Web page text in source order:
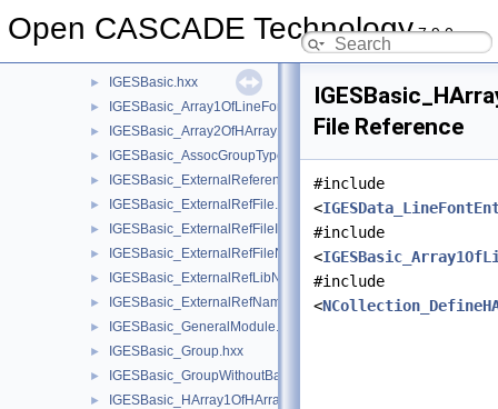
Open CASCADE Technology7.9.0
IGESAppli
► IGESBasic.hxx
► IGESBasic_Array1OfLineFontEntity.hxx
► IGESBasic_Array2OfHArray1OfReal.hxx
► IGESBasic_AssocGroupType.hxx
► IGESBasic_ExternalReferenceFile.hxx
► IGESBasic_ExternalRefFile.hxx
► IGESBasic_ExternalRefFileIndex.hxx
► IGESBasic_ExternalRefFileName.hxx
► IGESBasic_ExternalRefLibName.hxx
► IGESBasic_ExternalRefName.hxx
► IGESBasic_GeneralModule.hxx
► IGESBasic_Group.hxx
► IGESBasic_GroupWithoutBackP.hxx
► IGESBasic_HArray1OfHArray1OfIGESEntity.hxx
File Reference
#include
<
#include
<
#include
<